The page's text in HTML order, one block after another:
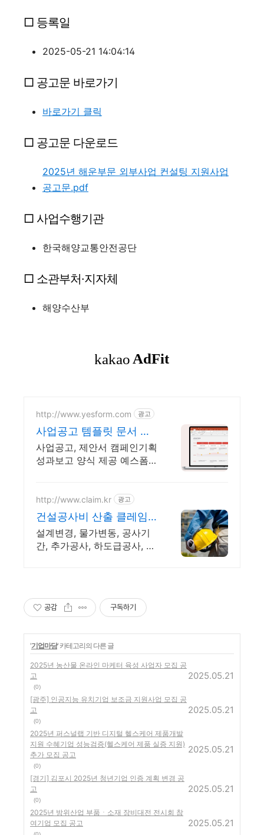
□ 등록일
2025-05-21 14:04:14
□ 공고문 바로가기
바로가기 클릭
□ 공고문 다운로드
2025년 해운부문 외부사업 컨설팅 지원사업
공고문.pdf
□ 사업수행기관
한국해양교통안전공단
□ 소관부처·지자체
해양수산부
http://www.yesform.com 광고
사업공고 템플릿 문서 자
동 편집
사업공고, 제안서 캠페인기획
성과보고 양식 제공 예스폼
http://www.claim.kr 광고
건설공사비 산출 클레임
용역 실적과 수행능력 보
유
설계변경, 물가변동, 공사기
간, 추가공사, 하도급공사, 공
한 클레임 컨설팅.
공감 구독하기
'기업마당' 카테고리의 다른 글
2025년 농산물 온라인 마케터 육성 사업자 모집 공
고
(0)
2025.05.21
[광주] 인공지능 유치기업 보조금 지원사업 모집 공
고
(0)
2025.05.21
2025년 퍼스널랩 기반 디지털 헬스케어 제품개발
지원 수혜기업 성능검증(헬스케어 제품 실증 지원)
추가 모집 공고
(0)
2025.05.21
[경기] 김포시 2025년 청년기업 인증 계획 변경 공
고
(0)
2025.05.21
2025년 방위산업 부품ㆍ소재 장비대전 전시회 참
여기업 모집 공고
2025.05.21